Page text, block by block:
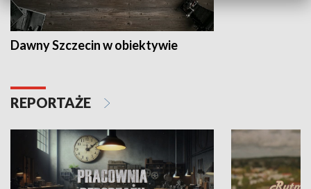
Dawny Szczecin w obiektywie
REPORTAŻE